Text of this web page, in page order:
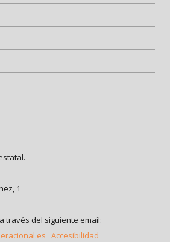
1
través del siguiente email:
Accesibilidad